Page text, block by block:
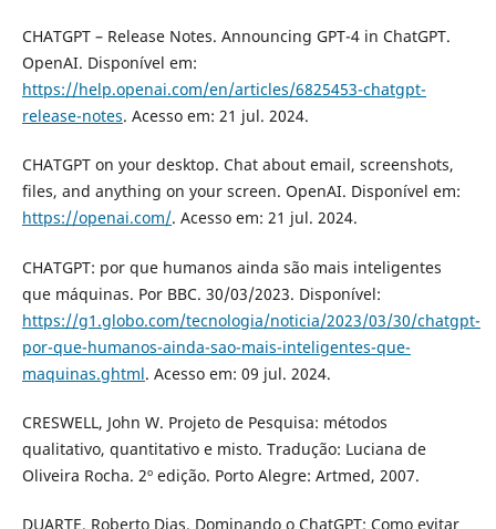
CHATGPT – Release Notes. Announcing GPT-4 in ChatGPT.
OpenAI. Disponível em:
https://help.openai.com/en/articles/6825453-chatgpt-
release-notes. Acesso em: 21 jul. 2024.
CHATGPT on your desktop. Chat about email, screenshots,
files, and anything on your screen. OpenAI. Disponível em:
https://openai.com/. Acesso em: 21 jul. 2024.
CHATGPT: por que humanos ainda são mais inteligentes
que máquinas. Por BBC. 30/03/2023. Disponível:
https://g1.globo.com/tecnologia/noticia/2023/03/30/chatgpt-
por-que-humanos-ainda-sao-mais-inteligentes-que-
maquinas.ghtml. Acesso em: 09 jul. 2024.
CRESWELL, John W. Projeto de Pesquisa: métodos
qualitativo, quantitativo e misto. Tradução: Luciana de
Oliveira Rocha. 2º edição. Porto Alegre: Artmed, 2007.
DUARTE, Roberto Dias. Dominando o ChatGPT: Como evitar